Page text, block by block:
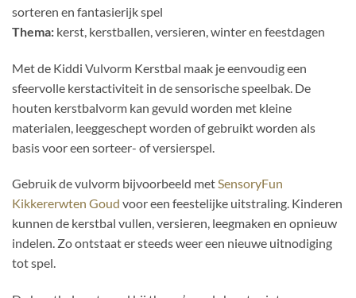
sorteren en fantasierijk spel
Thema: kerst, kerstballen, versieren, winter en feestdagen
Met de Kiddi Vulvorm Kerstbal maak je eenvoudig een
sfeervolle kerstactiviteit in de sensorische speelbak. De
houten kerstbalvorm kan gevuld worden met kleine
materialen, leeggeschept worden of gebruikt worden als
basis voor een sorteer- of versierspel.
Gebruik de vulvorm bijvoorbeeld metSensoryFun
Kikkererwten Goud voor een feestelijke uitstraling. Kinderen
kunnen de kerstbal vullen, versieren, leegmaken en opnieuw
indelen. Zo ontstaat er steeds weer een nieuwe uitnodiging
tot spel.